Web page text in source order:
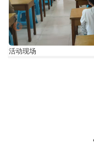
活
活动现场